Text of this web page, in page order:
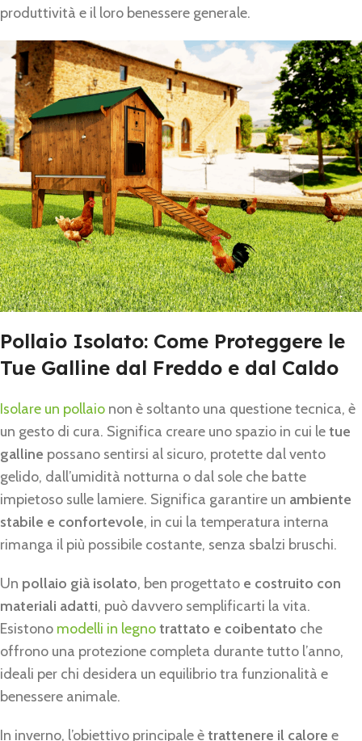
produttività e il loro benessere generale.
Pollaio Isolato: Come Proteggere le
Tue Galline dal Freddo e dal Caldo
Isolare un pollaio non è soltanto una questione tecnica, è
un gesto di cura. Significa creare uno spazio in cui letue
galline possano sentirsi al sicuro, protette dal vento
gelido, dall’umidità notturna o dal sole che batte
impietoso sulle lamiere. Significa garantire un ambiente
stabile e confortevole, in cui la temperatura interna
rimanga il più possibile costante, senza sbalzi bruschi.
Un pollaio già isolato, ben progettato e costruito con
materiali adatti, può davvero semplificarti la vita.
Esistono modelli in legnotrattato e coibentato che
offrono una protezione completa durante tutto l’anno,
ideali per chi desidera un equilibrio tra funzionalità e
benessere animale.
In inverno, l’obiettivo principale ètrattenere il calore e